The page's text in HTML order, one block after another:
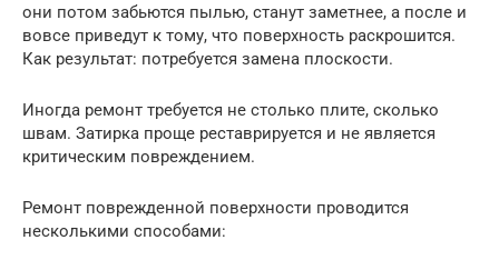
они потом забьются пылью, станут заметнее, а после и
вовсе приведут к тому, что поверхность раскрошится.
Как результат: потребуется замена плоскости.
Иногда ремонт требуется не столько плите, сколько
швам. Затирка проще реставрируется и не является
критическим повреждением.
Ремонт поврежденной поверхности проводится
несколькими способами: